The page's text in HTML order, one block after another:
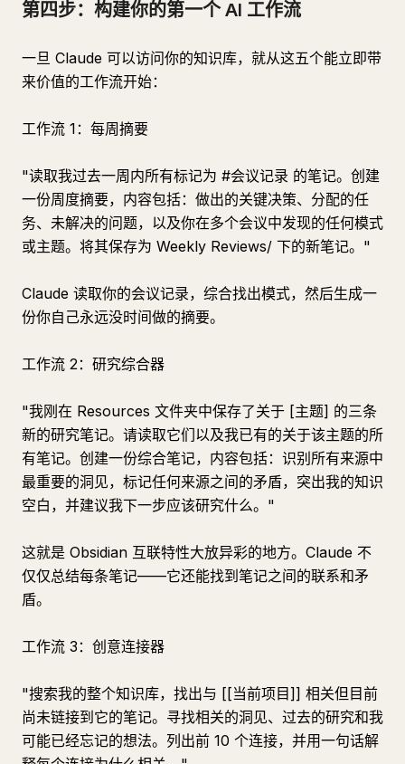
第四步：构建你的第一个 AI 工作流
一旦 Claude 可以访问你的知识库，就从这五个能立即带
来价值的工作流开始：
工作流 1：每周摘要
"读取我过去一周内所有标记为 #会议记录 的笔记。创建
一份周度摘要，内容包括：做出的关键决策、分配的任
务、未解决的问题，以及你在多个会议中发现的任何模式
或主题。将其保存为 Weekly Reviews/ 下的新笔记。"
Claude 读取你的会议记录，综合找出模式，然后生成一
份你自己永远没时间做的摘要。
工作流 2：研究综合器
"我刚在 Resources 文件夹中保存了关于 [主题] 的三条
新的研究笔记。请读取它们以及我已有的关于该主题的所
有笔记。创建一份综合笔记，内容包括：识别所有来源中
最重要的洞见，标记任何来源之间的矛盾，突出我的知识
空白，并建议我下一步应该研究什么。"
这就是 Obsidian 互联特性大放异彩的地方。Claude 不
仅仅总结每条笔记——它还能找到笔记之间的联系和矛
盾。
工作流 3：创意连接器
"搜索我的整个知识库，找出与 [[当前项目]] 相关但目前
尚未链接到它的笔记。寻找相关的洞见、过去的研究和我
可能已经忘记的想法。列出前 10 个连接，并用一句话解